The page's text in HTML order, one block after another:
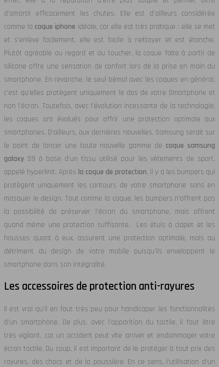
d’amortir efficacement les chutes. Elle est d’ailleurs considérée
comme la coque iphone idéale, car elle est très pratique : elle se met
et s’enlève facilement, elle est facile à nettoyer et est étanche.
Plutôt agréable au regard et au toucher, la coque faite à partir de
silicone offre une sensation de confort lors de la prise en main du
smartphone. En revanche, le seul bémol avec les coques en général,
c’est qu’elles protègent uniquement le dos de votre Smartphone et
non l’écran. Toutefois, avec l’évolution incessante de la technologie,
les coques ont évolués pour offrir une protection optimale aux
smartphones. D’ailleurs, aux dernières nouvelles, Samsung serait sur
le point de lancer une toute nouvelle gamme de coque samsung
galaxy S9 à base d’un tissu utilisé pour les vêtements de sport,
appelé hyperknit. Après la coque de protection, il y a les bumpers qui
protègent uniquement les contours de votre smartphone sans en
masquer le design. Tout comme la coque, les bumpers n’offrent pas
la possibilité de préserver l’écran du smartphone, mais offrent
quand même une protection suffisante. Les étuis à clapet et les
housses quant à eux, assurent une protection optimale, mais au
détriment du design de votre mobile puisqu’ils enveloppent le
smartphone dans son intégralité.
Les accessoires de protection anti-rayures
Il est vrai qu’il en faut très peu pour handicaper les fonctionnalités
d’un smartphone. De plus, avec l’apparition du tactile, il faut être
très vigilant, car un accident peut vite arriver et endommager votre
écran tactile. Du coup, il est important de le protéger à tout prix des
rayures, des chocs et de la poussière. En ce sens, l’utilisation d’un